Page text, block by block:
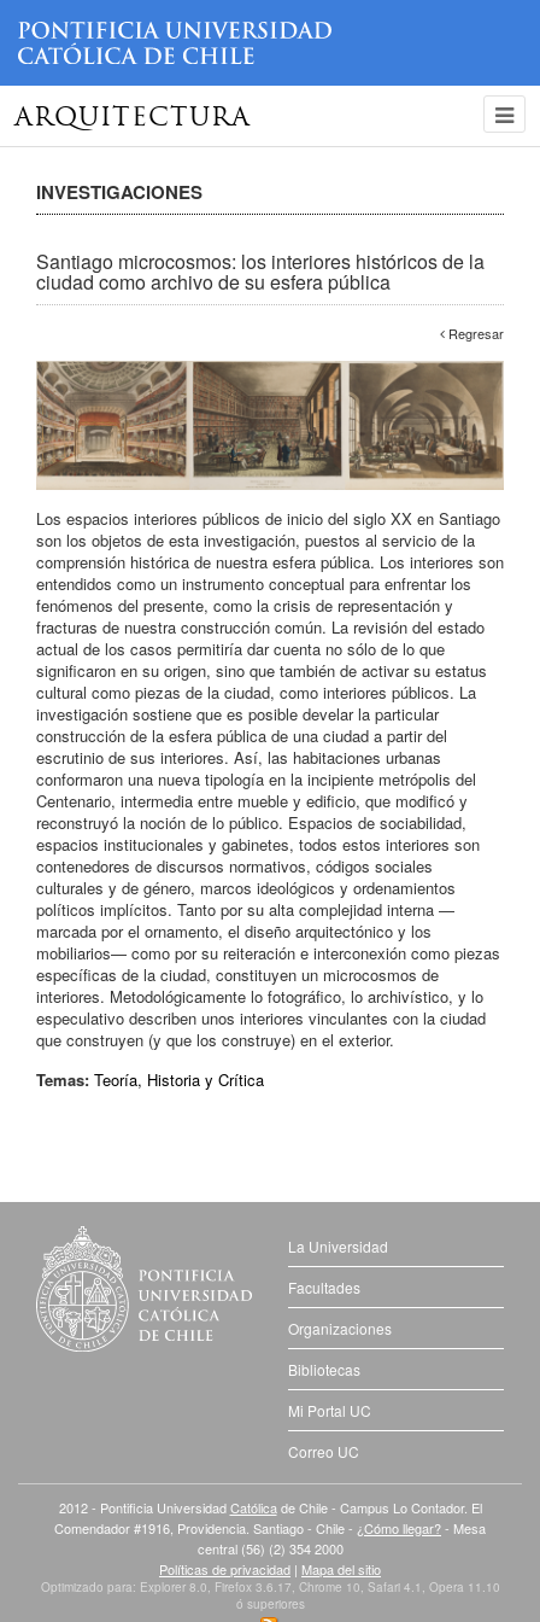
ARQUITECTURA
INVESTIGACIONES
Santiago microcosmos: los interiores históricos de la
ciudad como archivo de su esfera pública
Regresar
Los espacios interiores públicos de inicio del siglo XX en Santiago
son los objetos de esta investigación, puestos al servicio de la
comprensión histórica de nuestra esfera pública. Los interiores son
entendidos como un instrumento conceptual para enfrentar los
fenómenos del presente, como la crisis de representación y
fracturas de nuestra construcción común. La revisión del estado
actual de los casos permitiría dar cuenta no sólo de lo que
significaron en su origen, sino que también de activar su estatus
cultural como piezas de la ciudad, como interiores públicos. La
investigación sostiene que es posible develar la particular
construcción de la esfera pública de una ciudad a partir del
escrutinio de sus interiores. Así, las habitaciones urbanas
conformaron una nueva tipología en la incipiente metrópolis del
Centenario, intermedia entre mueble y edificio, que modificó y
reconstruyó la noción de lo público. Espacios de sociabilidad,
espacios institucionales y gabinetes, todos estos interiores son
contenedores de discursos normativos, códigos sociales
culturales y de género, marcos ideológicos y ordenamientos
políticos implícitos. Tanto por su alta complejidad interna —
marcada por el ornamento, el diseño arquitectónico y los
mobiliarios— como por su reiteración e interconexión como piezas
específicas de la ciudad, constituyen un microcosmos de
interiores. Metodológicamente lo fotográfico, lo archivístico, y lo
especulativo describen unos interiores vinculantes con la ciudad
que construyen (y que los construye) en el exterior.
Temas: Teoría, Historia y Crítica
La Universidad
Facultades
Organizaciones
Bibliotecas
Mi Portal UC
Correo UC
2012 - Pontificia UniversidadCatólicade Chile - Campus Lo Contador. El
Comendador #1916, Providencia. Santiago - Chile - ¿Cómo llegar?- Mesa
central (56) (2) 354 2000
Políticas de privacidad | Mapa del sitio
Optimizado para: Explorer 8.0, Firefox 3.6.17, Chrome 10, Safari 4.1, Opera 11.10
ó superiores